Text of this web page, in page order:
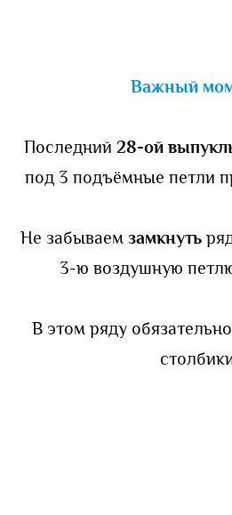
Важный
Последний 28-ой
под 3 подъёмные петли
Не забываем замкнуть
3-ю воздушную
В этом ряду обязательно